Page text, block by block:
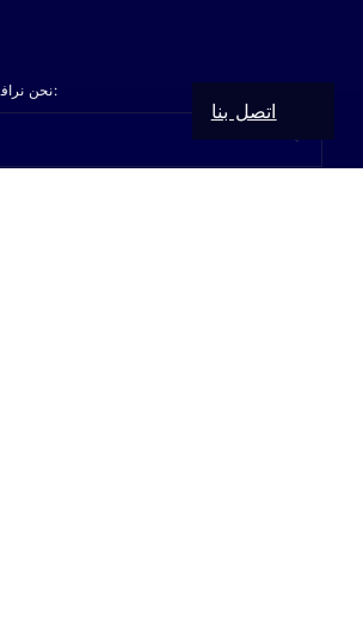
اتصل بنا
نحن نرافقكم في هذه المناطق: